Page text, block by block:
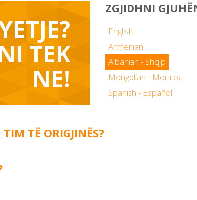
TEK
NE!
ZGJIDHNI
English
Armenian
Albanian - Shqip
Mongolian - Монгол
Spanish - Español
TË ORIGJINËS?